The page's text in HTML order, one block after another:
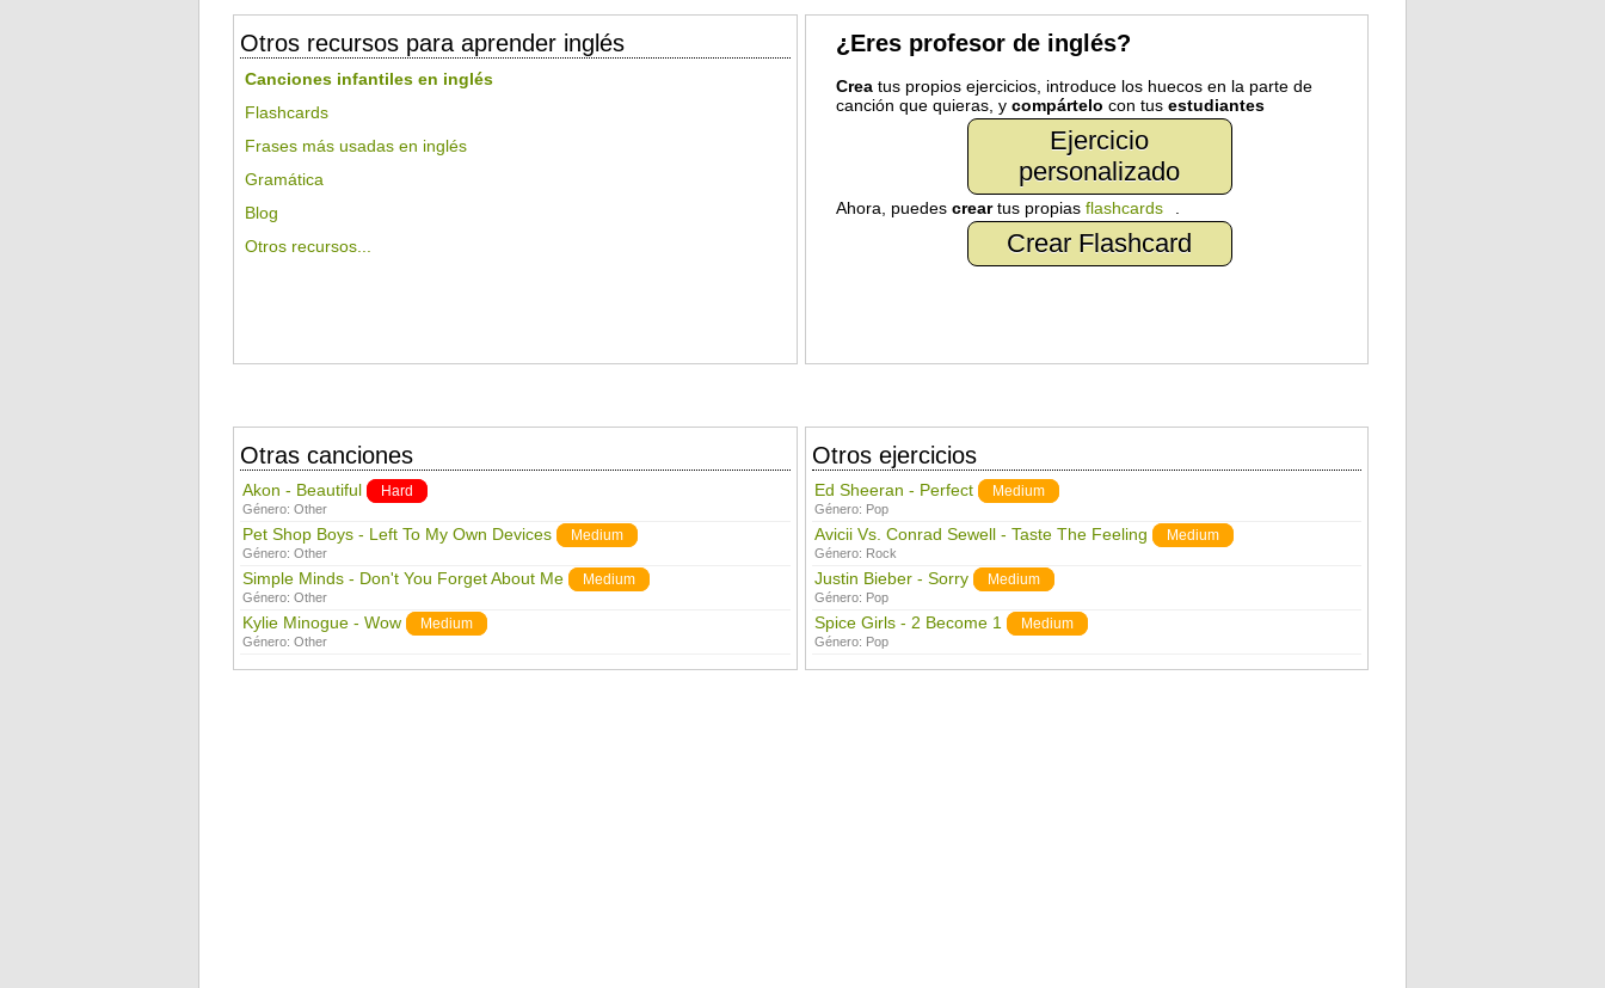
Otros recursos para aprender inglés
Canciones infantiles en inglés
Flashcards
Frases más usadas en inglés
Gramática
Blog
Otros recursos...
¿Eres profesor de inglés?
Creatus propios ejercicios, introduce los huecos en la parte de
canción que quieras, y compártelo con tus estudiantes
Ejercicio
personalizado
Ahora, puedes creartus propias flashcards
Crear Flashcard
Otras canciones
Akon - Beautiful Hard
Género: Other
Pet Shop Boys - Left To My Own Devices Medium
Género: Other
Simple Minds - Don't You Forget About Me Medium
Género: Other
Kylie Minogue - Wow Medium
Género: Other
Otros ejercicios
Ed Sheeran - Perfect Medium
Género: Pop
Avicii Vs. Conrad Sewell - Taste The Feeling Medium
Género: Rock
Justin Bieber - Sorry Medium
Género: Pop
Spice Girls - 2 Become 1 Medium
Género: Pop